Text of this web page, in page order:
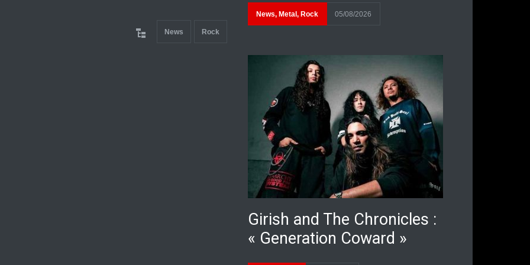
News Rock
News, Metal , Rock 05/08/2026
Girish and The Chronicles :
« Generation Coward »